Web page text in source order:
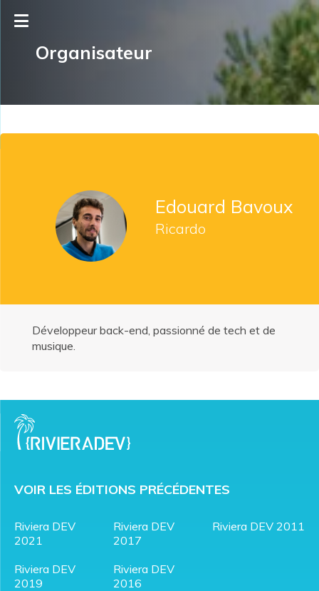
Organisateur
Edouard Bavoux
Ricardo
Développeur back-end, passionné de tech et de
musique.
VOIR LES ÉDITIONS PRÉCÉDENTES
Riviera DEV
2021
Riviera DEV
2019
Riviera DEV
2017
Riviera DEV
2016
Riviera DEV 2011